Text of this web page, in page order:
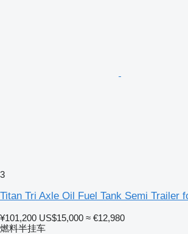
3
Titan Tri Axle Oil Fuel Tank Semi Trailer
¥101,200 US$15,000 ≈ €12,980
燃料半挂车